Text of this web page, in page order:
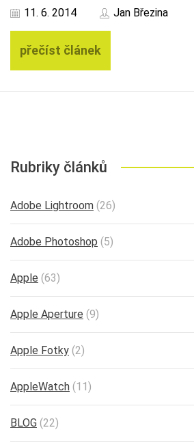
11. 6. 2014 Jan Březina
přečíst článek
Rubriky článků
Adobe Lightroom (26)
Adobe Photoshop (5)
Apple (63)
Apple Aperture (9)
Apple Fotky (2)
AppleWatch (11)
BLOG (22)